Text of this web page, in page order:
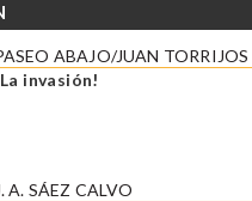
ABAJO/JUAN TORRIJOS
invasión!
A. SÁEZ CALVO